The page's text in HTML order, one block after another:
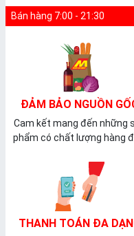
Bán hàng 7:00 - 21:30
ĐẢM BẢO NGUỒN
Cam kết mang đến những
phẩm có chất lượng hàng
THANH TOÁN ĐA